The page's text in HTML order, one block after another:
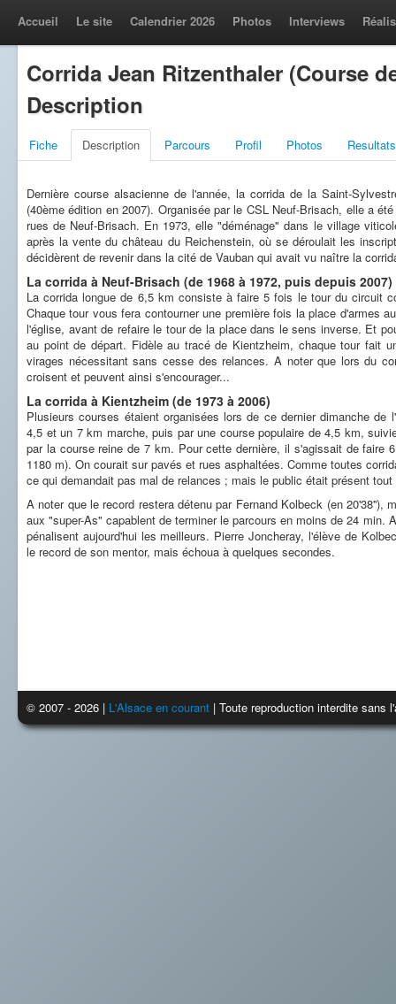
Accueil Le site Calendrier 2026 Photos Interviews
Corrida Jean Ritzenthaler (Course
Description
Fiche Description Parcours Profil Photos Resultats
Dernière course alsacienne de l'année, la corrida de la Saint-
(40ème édition en 2007). Organisée par le CSL Neuf-Brisach, elle a
rues de Neuf-Brisach. En 1973, elle "déménage" dans le village
après la vente du château du Reichenstein, où se déroulait les
décidèrent de revenir dans la cité de Vauban qui avait vu naître la
La corrida à Neuf-Brisach (de 1968 à 1972, puis depuis 2007)
La corrida longue de 6,5 km consiste à faire 5 fois le tour du circuit
Chaque tour vous fera contourner une première fois la place d'armes
l'église, avant de refaire le tour de la place dans le sens inverse. Et
au point de départ. Fidèle au tracé de Kientzheim, chaque tour fait
virages nécessitant sans cesse des relances. A noter que lors du
croisent et peuvent ainsi s'encourager...
La corrida à Kientzheim (de 1973 à 2006)
Plusieurs courses étaient organisées lors de ce dernier dimanche
4,5 et un 7 km marche, puis par une course populaire de 4,5 km,
par la course reine de 7 km. Pour cette dernière, il s'agissait de faire
1180 m). On courait sur pavés et rues asphaltées. Comme toutes
ce qui demandait pas mal de relances ; mais le public était présent
A noter que le record restera détenu par Fernand Kolbeck (en 20'38''),
aux "super-As" capablent de terminer le parcours en moins de 24
pénalisent aujourd'hui les meilleurs. Pierre Joncheray, l'élève de
le record de son mentor, mais échoua à quelques secondes.
© 2007 - 2026 | L'Alsace en courant | Toute reproduction interdite sans